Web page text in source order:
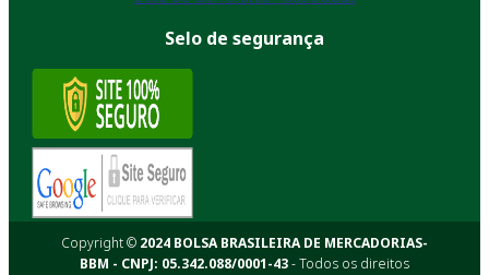
Selo de segurança
Copyright © 2024 BOLSA BRASILEIRA DE MERCADORIAS-
BBM - CNPJ: 05.342.088/0001-43- Todos os direitos